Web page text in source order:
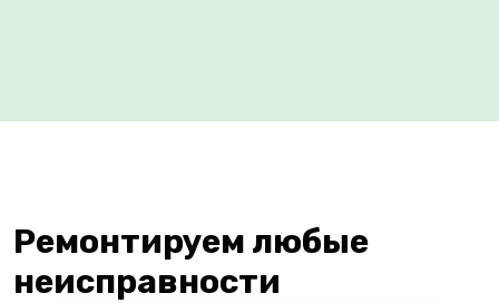
Ремонтируем любые
неисправности